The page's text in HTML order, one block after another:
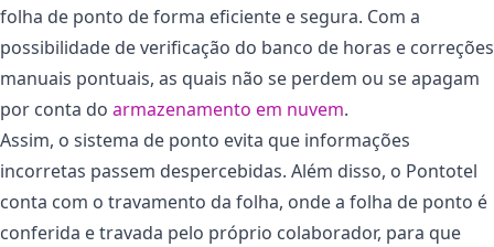
folha de ponto de forma eficiente e segura. Com a
possibilidade de verificação do banco de horas e correções
manuais pontuais, as quais não se perdem ou se apagam
por conta do armazenamento em nuvem.
Assim, o sistema de ponto evita que informações
incorretas passem despercebidas. Além disso, o Pontotel
conta com o travamento da folha, onde a folha de ponto é
conferida e travada pelo próprio colaborador, para que